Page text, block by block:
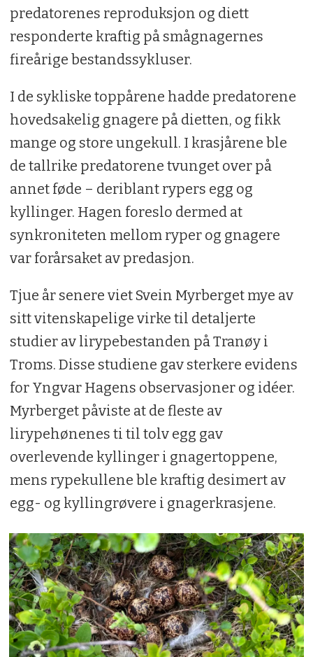
predatorenes reproduksjon og diett
responderte kraftig på smågnagernes
fireårige bestandssykluser.
I de sykliske toppårene hadde predatorene
hovedsakelig gnagere på dietten, og fikk
mange og store ungekull. I krasjårene ble
de tallrike predatorene tvunget over på
annet føde – deriblant rypers egg og
kyllinger. Hagen foreslo dermed at
synkroniteten mellom ryper og gnagere
var forårsaket av predasjon.
Tjue år senere viet Svein Myrberget mye av
sitt vitenskapelige virke til detaljerte
studier av lirypebestanden på Tranøy i
Troms. Disse studiene gav sterkere evidens
for Yngvar Hagens observasjoner og idéer.
Myrberget påviste at de fleste av
lirypehønenes ti til tolv egg gav
overlevende kyllinger i gnagertoppene,
mens rypekullene ble kraftig desimert av
egg- og kyllingrøvere i gnagerkrasjene.